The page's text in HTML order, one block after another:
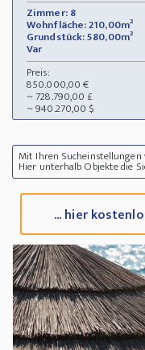
Zimmer: 8
Wohnfläche: 210,00m²
Grundstück: 580,00m²
Var
Preis:
850.000,00 €
~ 728.790,00 £
~ 940.270,00 $
Mit Ihren
Hier unterhalb Objekte die
... hier